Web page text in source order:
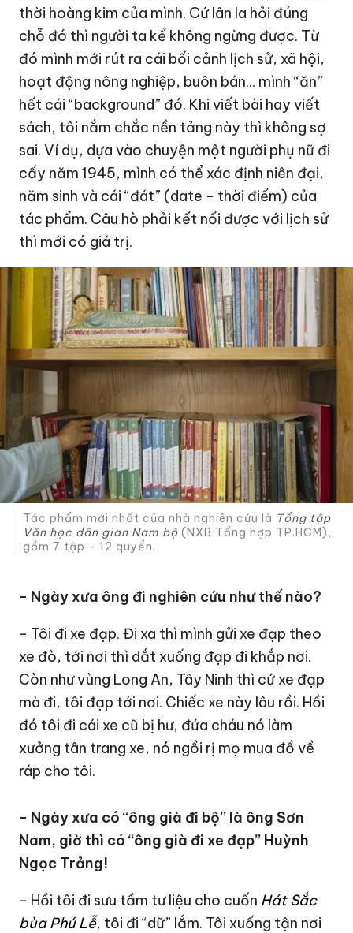
thời hoàng kim của mình. Cứ lân la hỏi đúng
chỗ đó thì người ta kể không ngừng được. Từ
đó mình mới rút ra cái bối cảnh lịch sử, xã hội,
hoạt động nông nghiệp, buôn bán... mình “ăn”
hết cái “background” đó. Khi viết bài hay viết
sách, tôi nắm chắc nền tảng này thì không sợ
sai. Ví dụ, dựa vào chuyện một người phụ nữ đi
cấy năm 1945, mình có thể xác định niên đại,
năm sinh và cái “đát” (date - thời điểm) của
tác phẩm. Câu hò phải kết nối được với lịch sử
thì mới có giá trị.
Tác phẩm mới nhất của nhà nghiên cứu là Tổng tập
Văn học dân gian Nam bộ (NXB Tổng hợp TP.HCM),
gồm 7 tập - 12 quyển.
- Ngày xưa ông đi nghiên cứu như thế nào?
- Tôi đi xe đạp. Đi xa thì mình gửi xe đạp theo
xe đò, tới nơi thì dắt xuống đạp đi khắp nơi.
Còn như vùng Long An, Tây Ninh thì cứ xe đạp
mà đi, tôi đạp tới nơi. Chiếc xe này lâu rồi. Hồi
đó tôi đi cái xe cũ bị hư, đứa cháu nó làm
xưởng tân trang xe, nó ngồi rị mọ mua đồ về
ráp cho tôi.
- Ngày xưa có “ông già đi bộ” là ông Sơn
Nam, giờ thì có “ông già đi xe đạp” Huỳnh
Ngọc Trảng!
- Hồi tôi đi sưu tầm tư liệu cho cuốn Hát Sắc
bùa Phú Lễ, tôi đi “dữ” lắm. Tôi xuống tận nơi